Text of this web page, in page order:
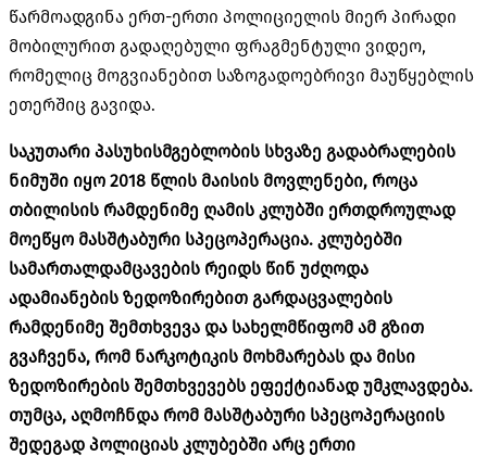
წარმოადგინა ერთ-ერთი პოლიციელის მიერ პირადი
მობილურით გადაღებული ფრაგმენტული ვიდეო,
რომელიც მოგვიანებით საზოგადოებრივი მაუწყებლის
ეთერშიც გავიდა.
საკუთარი პასუხისმგებლობის სხვაზე გადაბრალების
ნიმუში იყო 2018 წლის მაისის მოვლენები, როცა
თბილისის რამდენიმე ღამის კლუბში ერთდროულად
მოეწყო მასშტაბური სპეცოპერაცია. კლუბებში
სამართალდამცავების რეიდს წინ უძღოდა
ადამიანების ზედოზირებით გარდაცვალების
რამდენიმე შემთხვევა და სახელმწიფომ ამ გზით
გვაჩვენა, რომ ნარკოტიკის მოხმარებას და მისი
ზედოზირების შემთხვევებს ეფექტიანად უმკლავდება.
თუმცა, აღმოჩნდა რომ მასშტაბური სპეცოპერაციის
შედეგად პოლიციას კლუბებში არც ერთი